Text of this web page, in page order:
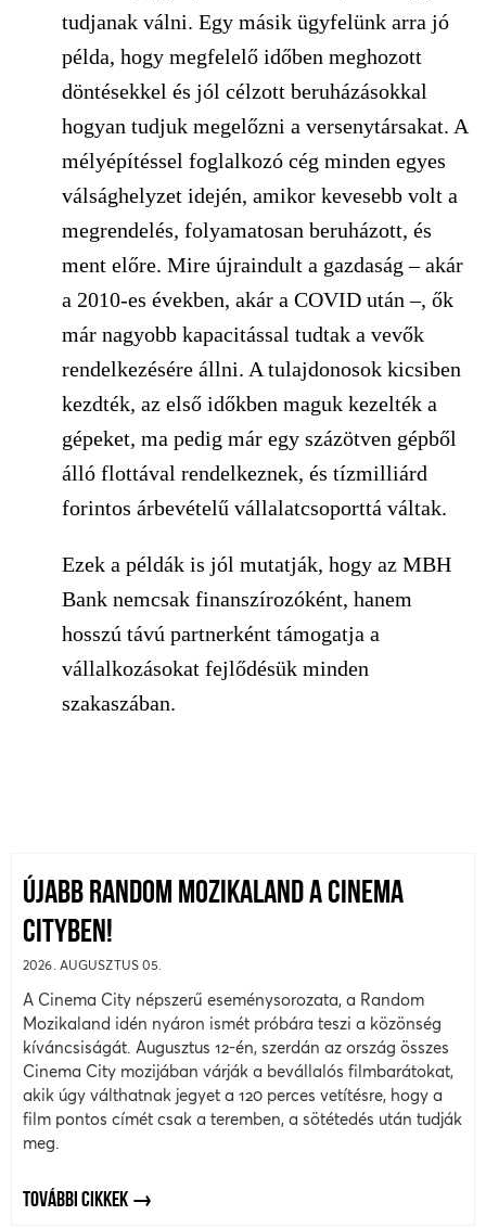
tudjanak válni. Egy másik ügyfelünk arra jó
példa, hogy megfelelő időben meghozott
döntésekkel és jól célzott beruházásokkal
hogyan tudjuk megelőzni a versenytársakat. A
mélyépítéssel foglalkozó cég minden egyes
válsághelyzet idején, amikor kevesebb volt a
megrendelés, folyamatosan beruházott, és
ment előre. Mire újraindult a gazdaság – akár
a 2010-es években, akár a COVID után –, ők
már nagyobb kapacitással tudtak a vevők
rendelkezésére állni. A tulajdonosok kicsiben
kezdték, az első időkben maguk kezelték a
gépeket, ma pedig már egy százötven gépből
álló flottával rendelkeznek, és tízmilliárd
forintos árbevételű vállalatcsoporttá váltak.
Ezek a példák is jól mutatják, hogy az MBH
Bank nemcsak finanszírozóként, hanem
hosszú távú partnerként támogatja a
vállalkozásokat fejlődésük minden
szakaszában.
ÚJABB RANDOM MOZIKALAND A CINEMA
CITYBEN!
2026. AUGUSZTUS 05.
A Cinema City népszerű eseménysorozata, a Random
Mozikaland idén nyáron ismét próbára teszi a közönség
kíváncsiságát. Augusztus 12-én, szerdán az ország összes
Cinema City mozijában várják a bevállalós filmbarátokat,
akik úgy válthatnak jegyet a 120 perces vetítésre, hogy a
film pontos címét csak a teremben, a sötétedés után tudják
meg.
TOVÁBBI CIKKEK